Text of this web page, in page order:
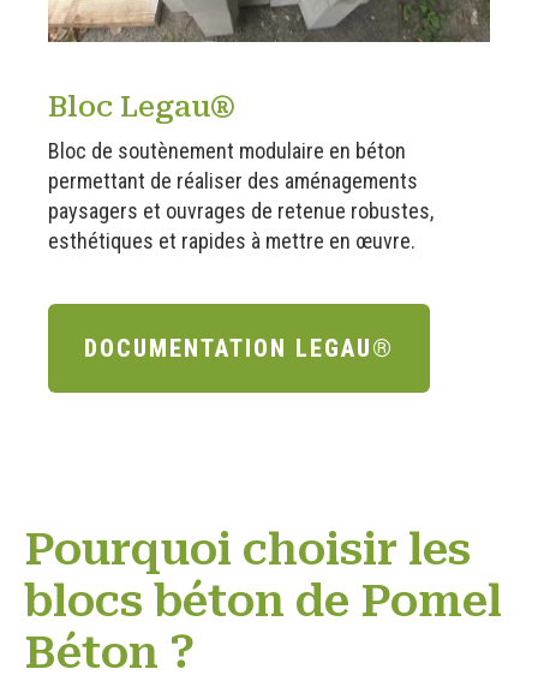
Bloc Legau®
Bloc de soutènement modulaire en béton
permettant de réaliser des aménagements
paysagers et ouvrages de retenue robustes,
esthétiques et rapides à mettre en œuvre.
DOCUMENTATION LEGAU®
Pourquoi choisir les
blocs béton de Pomel
Béton ?